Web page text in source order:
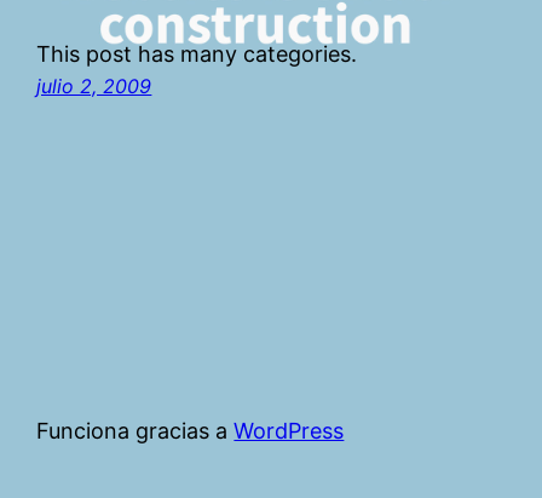
This post has many categories.
julio 2, 2009
Funciona gracias aWordPress